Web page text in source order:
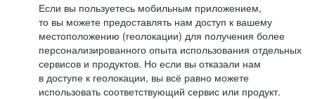
Если вы пользуетесь мобильным приложением,
то вы можете предоставлять нам доступ к вашему
местоположению (геолокации) для получения более
персонализированного опыта использования отдельных
сервисов и продуктов. Но если вы отказали нам
в доступе к геолокации, вы всё равно можете
использовать соответствующий сервис или продукт.